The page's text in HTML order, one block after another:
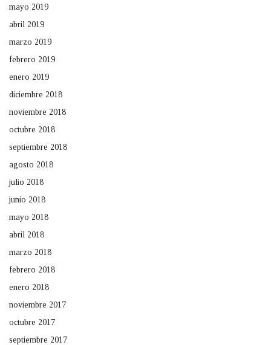
mayo 2019
abril 2019
marzo 2019
febrero 2019
enero 2019
diciembre 2018
noviembre 2018
octubre 2018
septiembre 2018
agosto 2018
julio 2018
junio 2018
mayo 2018
abril 2018
marzo 2018
febrero 2018
enero 2018
noviembre 2017
octubre 2017
septiembre 2017